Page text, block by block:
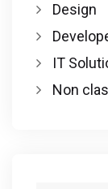
Design
IT
Non